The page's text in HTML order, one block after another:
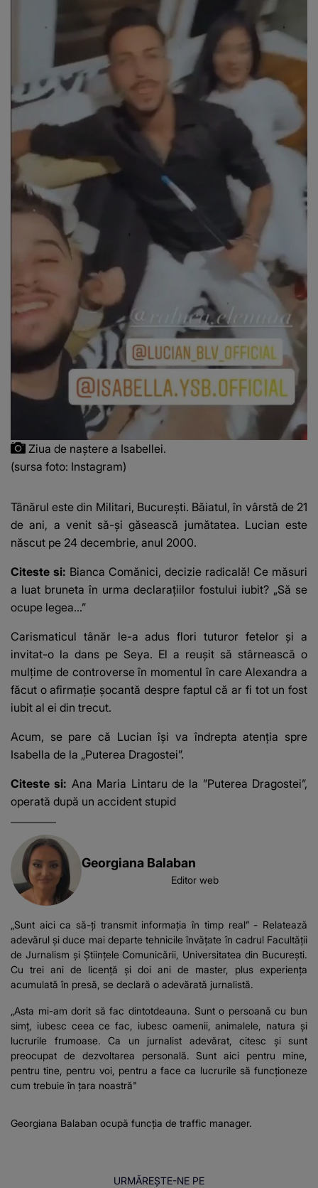
Ziua de naștere a Isabellei.
(sursa foto: Instagram)
Tânărul este din Militari, București. Băiatul, în vârstă de 21
de ani, a venit să-și găsească jumătatea. Lucian este
născut pe 24 decembrie, anul 2000.
Citeste si: Bianca Comănici, decizie radicală! Ce măsuri
a luat bruneta în urma declarațiilor fostului iubit? „Să se
ocupe legea...”
Carismaticul tânăr le-a adus flori tuturor fetelor și a
invitat-o la dans pe Seya. El a reușit să stârnească o
mulțime de controverse în momentul în care Alexandra a
făcut o afirmație șocantă despre faptul că ar fi tot un fost
iubit al ei din trecut.
Acum, se pare că Lucian își va îndrepta atenția spre
Isabella de la „Puterea Dragostei”.
Citeste si: Ana Maria Lintaru de la ”Puterea Dragostei”,
operată după un accident stupid
Georgiana Balaban
Editor web
„Sunt aici ca să-ți transmit informația în timp real” - Relatează
adevărul și duce mai departe tehnicile învățate în cadrul Facultății
de Jurnalism și Științele Comunicării, Universitatea din București.
Cu trei ani de licență și doi ani de master, plus experiența
acumulată în presă, se declară o adevărată jurnalistă.
„Asta mi-am dorit să fac dintotdeauna. Sunt o persoană cu bun
simț, iubesc ceea ce fac, iubesc oamenii, animalele, natura și
lucrurile frumoase. Ca un jurnalist adevărat, citesc și sunt
preocupat de dezvoltarea personală. Sunt aici pentru mine,
pentru tine, pentru voi, pentru a face ca lucrurile să funcționeze
cum trebuie în țara noastră"
Georgiana Balaban ocupă funcția de traffic manager.
URMĂREȘTE-NE PE